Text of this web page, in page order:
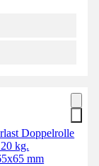
Doppelrolle
kg.
mm